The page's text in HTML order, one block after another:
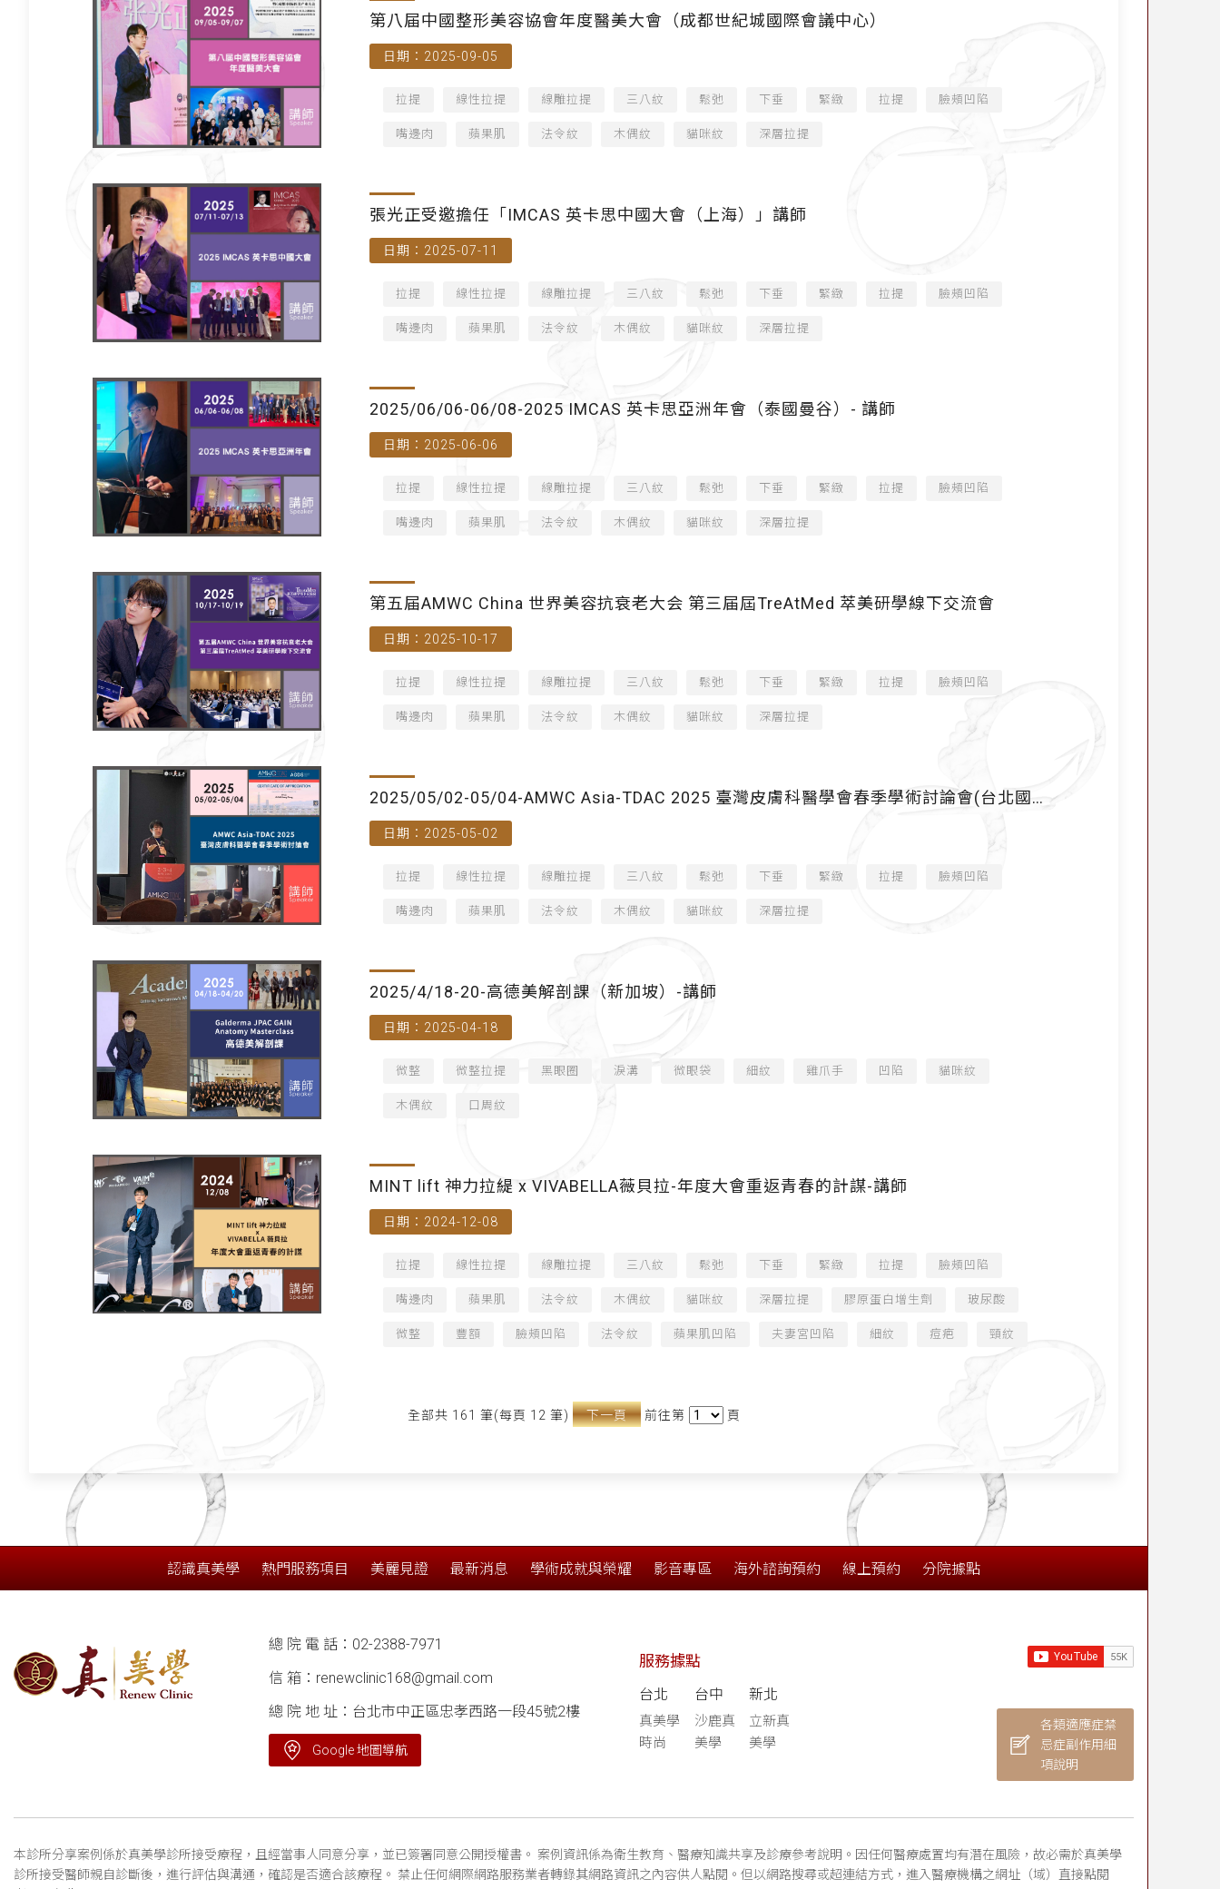
第八届中國整形美容協會年度醫美大會（成都世紀城國際會議中心）
日期：2025-09-05
拉提 線性拉提 線雕拉提 三八紋 鬆弛 下垂 緊緻 拉提 臉頰凹陷
嘴邊肉 蘋果肌 法令紋 木偶紋 貓咪紋 深層拉提
張光正受邀擔任「IMCAS 英卡思中國大會（上海）」講師
日期：2025-07-11
拉提 線性拉提 線雕拉提 三八紋 鬆弛 下垂 緊緻 拉提 臉頰凹陷
嘴邊肉 蘋果肌 法令紋 木偶紋 貓咪紋 深層拉提
2025/06/06-06/08-2025 IMCAS 英卡思亞洲年會（泰國曼谷）- 講師
日期：2025-06-06
拉提 線性拉提 線雕拉提 三八紋 鬆弛 下垂 緊緻 拉提 臉頰凹陷
嘴邊肉 蘋果肌 法令紋 木偶紋 貓咪紋 深層拉提
第五届AMWC China 世界美容抗衰老大会 第三届屆TreAtMed 萃美研學線下交流會
日期：2025-10-17
拉提 線性拉提 線雕拉提 三八紋 鬆弛 下垂 緊緻 拉提 臉頰凹陷
嘴邊肉 蘋果肌 法令紋 木偶紋 貓咪紋 深層拉提
2025/05/02-05/04-AMWC Asia-TDAC 2025 臺灣皮膚科醫學會春季學術討論會(台北國際
會議中心)-講師
日期：2025-05-02
拉提 線性拉提 線雕拉提 三八紋 鬆弛 下垂 緊緻 拉提 臉頰凹陷
嘴邊肉 蘋果肌 法令紋 木偶紋 貓咪紋 深層拉提
2025/4/18-20-高德美解剖課（新加坡）-講師
日期：2025-04-18
微整 微整拉提 黑眼圈 淚溝 微眼袋 細紋 雞爪手 凹陷 貓咪紋
木偶紋 口周紋
MINT lift 神力拉緹 x VIVABELLA薇貝拉-年度大會重返青春的計謀-講師
日期：2024-12-08
拉提 線性拉提 線雕拉提 三八紋 鬆弛 下垂 緊緻 拉提 臉頰凹陷
嘴邊肉 蘋果肌 法令紋 木偶紋 貓咪紋 深層拉提 膠原蛋白增生劑 玻尿酸
微整 豐額 臉頰凹陷 法令紋 蘋果肌凹陷 夫妻宮凹陷 細紋 痘疤 頸紋
全部共 161 筆(每頁 12 筆) 下一頁 前往第 頁
認識真美學 熱門服務項目 美麗見證 最新消息 學術成就與榮耀 影音專區 海外諮詢預約 線上預約 分院據點
總 院 電 話： 02-2388-7971
信 箱： renewclinic168@gmail.com
總 院 地 址：台北市中正區忠孝西路一段45號2樓
Google 地圖導航
服務據點
台北
真美學
時尚
台中
沙鹿真
美學
新北
立新真
美學
各類適應症禁
忌症副作用細
項說明
本診所分享案例係於真美學診所接受療程，且經當事人同意分享，並已簽署同意公開授權書。 案例資訊係為衛生教育、醫療知識共享及診療參考說明。因任何醫療處置均有潛在風險，故必需於真美學
診所接受醫師親自診斷後，進行評估與溝通，確認是否適合該療程。 禁止任何網際網路服務業者轉錄其網路資訊之內容供人點閱。但以網路搜尋或超連結方式，進入醫療機構之網址（域）直接點閱